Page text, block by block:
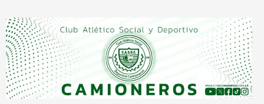
al
contenido